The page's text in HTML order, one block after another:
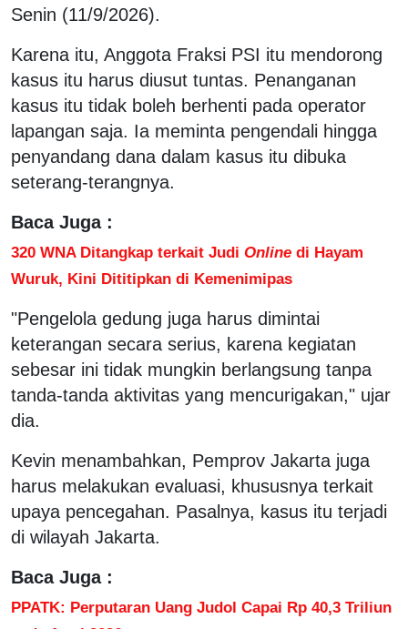
Senin (11/9/2026).
Karena itu, Anggota Fraksi PSI itu mendorong
kasus itu harus diusut tuntas. Penanganan
kasus itu tidak boleh berhenti pada operator
lapangan saja. Ia meminta pengendali hingga
penyandang dana dalam kasus itu dibuka
seterang-terangnya.
Baca Juga :
320 WNA Ditangkap terkait Judi Online di Hayam
Wuruk, Kini Dititipkan di Kemenimipas
"Pengelola gedung juga harus dimintai
keterangan secara serius, karena kegiatan
sebesar ini tidak mungkin berlangsung tanpa
tanda-tanda aktivitas yang mencurigakan," ujar
dia.
Kevin menambahkan, Pemprov Jakarta juga
harus melakukan evaluasi, khususnya terkait
upaya pencegahan. Pasalnya, kasus itu terjadi
di wilayah Jakarta.
Baca Juga :
PPATK: Perputaran Uang Judol Capai Rp 40,3 Triliun